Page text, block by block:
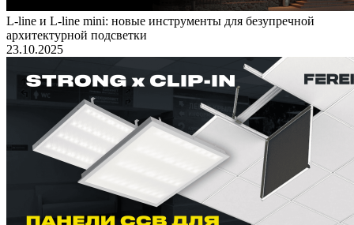
L-line и L-line mini: новые инструменты для безупречной
архитектурной подсветки
23.10.2025